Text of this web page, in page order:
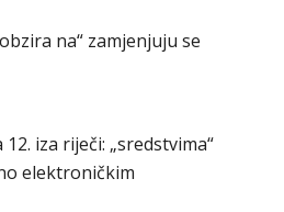
na“ zamjenjuju se
iza riječi: „sredstvima“
elektroničkim